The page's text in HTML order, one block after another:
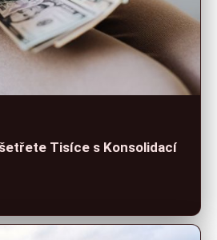
Tisíce s Konsolidací